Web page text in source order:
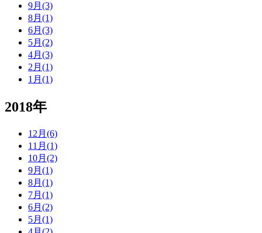
9月(3)
8月(1)
6月(3)
5月(2)
4月(3)
2月(1)
1月(1)
2018年
12月(6)
11月(1)
10月(2)
9月(1)
8月(1)
7月(1)
6月(2)
5月(1)